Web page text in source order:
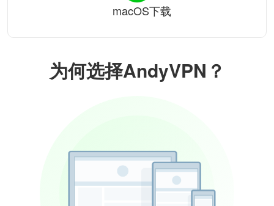
为何选择AndyVPN？
macOS下载